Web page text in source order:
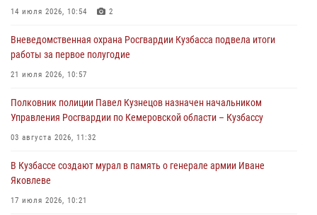
Росгвардейцы пресекли нарушение общественного порядка на
05 августа 2026, 08:10
Росгвардейцы в Юрге пресекли попытку проникновения на
05 августа 2026, 07:45
14 июля 2026, 10:54 2
Вневедомственная охрана Росгвардии Кузбасса подвела итоги
работы за первое полугодие
21 июля 2026, 10:57
Полковник полиции Павел Кузнецов назначен начальником
Управления Росгвардии по Кемеровской области – Кузбассу
03 августа 2026, 11:32
В Кузбассе создают мурал в память о генерале армии Иване
Яковлеве
17 июля 2026, 10:21